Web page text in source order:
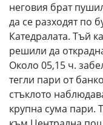
неговия брат
да се разходят по
Катедралата. Тъй
решили да
Около 05,15 ч.
тегли пари от
стъклото
крупна сума пари.